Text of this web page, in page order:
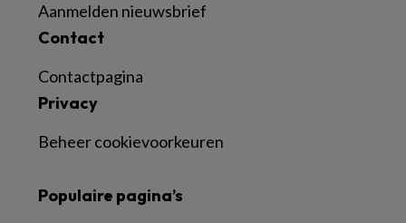
Aanmelden nieuwsbrief
Contact
Contactpagina
Privacy
Beheer cookievoorkeuren
Populaire pagina’s